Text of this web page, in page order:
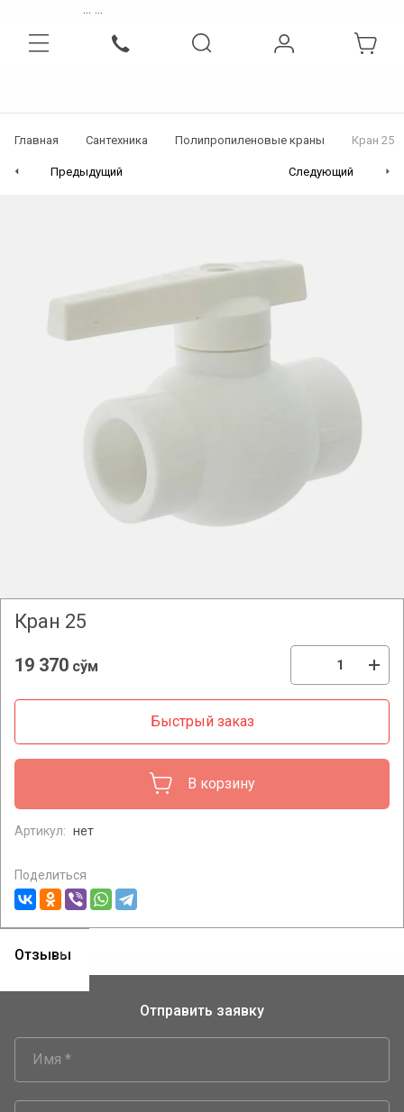
... ...
Главная Сантехника Полипропиленовые краны Кран 25
Предыдущий Следующий
Кран 25
19 370 сўм
В корзину
Быстрый заказ
Артикул: нет
Поделиться
Отзывы
Отправить заявку